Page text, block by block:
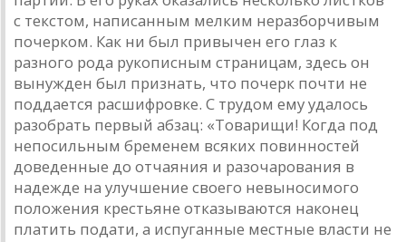
с текстом, написанным мелким неразборчивым
почерком. Как ни был привычен его глаз к
разного рода рукописным страницам, здесь он
вынужден был признать, что почерк почти не
поддается расшифровке. С трудом ему удалось
разобрать первый абзац: «Товарищи! Когда под
непосильным бременем всяких повинностей
доведенные до отчаяния и разочарования в
надежде на улучшение своего невыносимого
положения крестьяне отказываются наконец
платить подати, а испуганные местные власти не